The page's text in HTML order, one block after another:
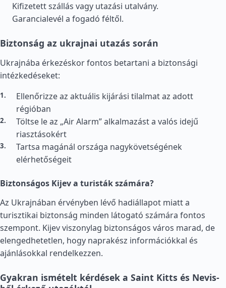
Kifizetett szállás vagy utazási utalvány.
Garancialevél a fogadó féltől.
Biztonság az ukrajnai utazás során
Ukrajnába érkezéskor fontos betartani a biztonsági
intézkedéseket:
Ellenőrizze az aktuális kijárási tilalmat az adott
régióban
Töltse le az „Air Alarm” alkalmazást a valós idejű
riasztásokért
Tartsa magánál országa nagykövetségének
elérhetőségeit
Biztonságos Kijev a turisták számára?
Az Ukrajnában érvényben lévő hadiállapot miatt a
turisztikai biztonság minden látogató számára fontos
szempont. Kijev viszonylag biztonságos város marad, de
elengedhetetlen, hogy naprakész információkkal és
ajánlásokkal rendelkezzen.
Gyakran ismételt kérdések a Saint Kitts és Nevis-